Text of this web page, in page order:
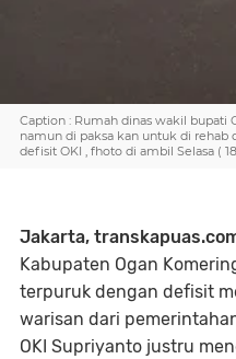
Caption : Rumah dinas wakil bupati
namun di paksa kan untuk di rehab
defisit OKI , fhoto di ambil Selasa (
Jakarta,
Kabupaten Ogan
terpuruk dengan defisit
warisan dari
OKI Supriyanto justru